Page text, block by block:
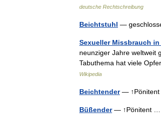
deutsche Rechtschreibung
Beichtstuhl —
Sexueller Missbrauch
neunziger Jahre weltweit
Tabuthema hat viele
Wikipedia
Beichtender—
Büßender— ↑Pönitent